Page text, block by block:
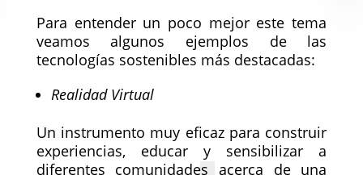
Para entender un poco mejor este tema
veamos algunos ejemplos de las
tecnologías sostenibles más destacadas:
Realidad Virtual
Un instrumento muy eficaz para construir
experiencias, educar y sensibilizar a
diferentes comunidades acerca de una